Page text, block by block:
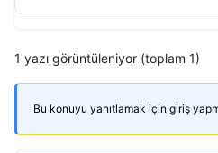
1 yazı görüntüleniyor (toplam 1)
Bu konuyu yanıtlamak için giriş